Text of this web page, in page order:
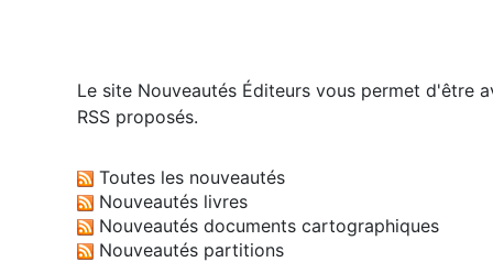
Le site Nouveautés Éditeurs vous permet d'être
RSS proposés.
Toutes les nouveautés
Nouveautés livres
Nouveautés documents cartographiques
Nouveautés partitions